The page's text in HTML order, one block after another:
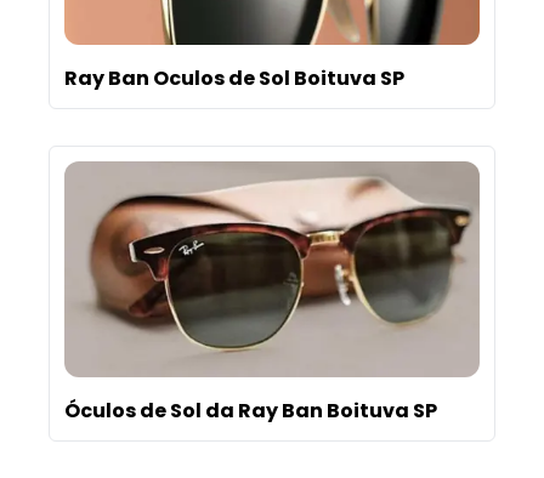
Ray Ban Oculos de Sol Boituva SP
Óculos de Sol da Ray Ban Boituva SP